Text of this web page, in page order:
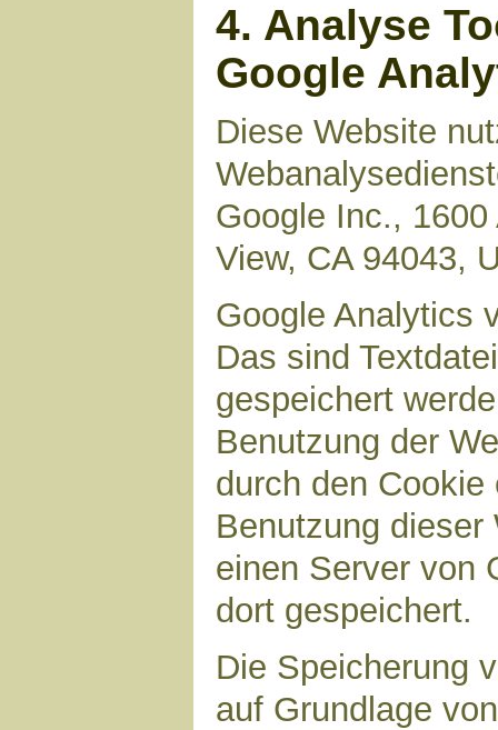
4. Analyse
Google
Diese Website
Google Inc.,
View, CA 94043,
Google Analytics
Das sind
gespeichert
Benutzung der
durch den
Benutzung dieser
einen Server von
dort gespeichert.
Die Speicherung
auf Grundlage